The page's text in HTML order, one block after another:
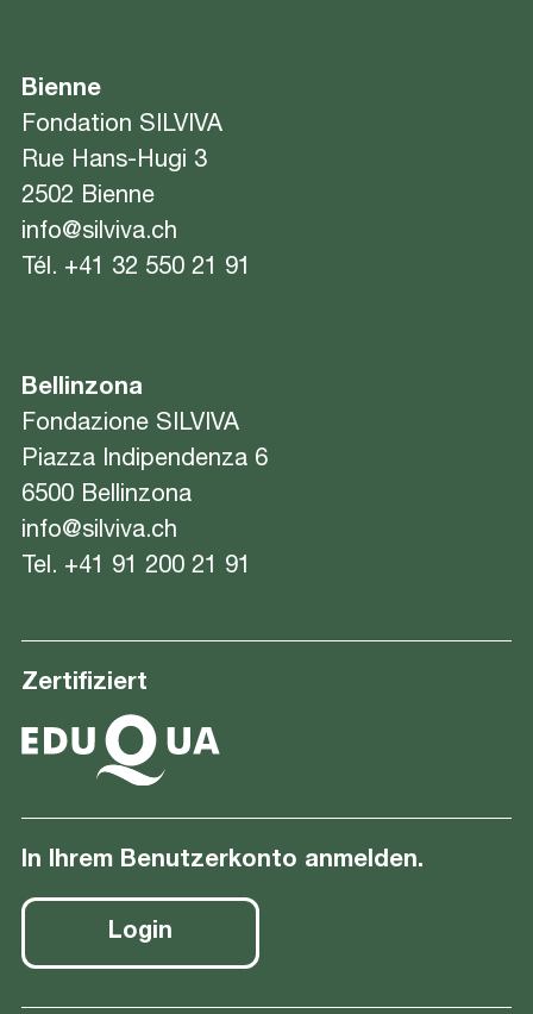
Bienne
Fondation SILVIVA
Rue Hans-Hugi 3
2502 Bienne
info@silviva.ch
Tél. +41 32 550 21 91
Bellinzona
Fondazione SILVIVA
Piazza Indipendenza 6
6500 Bellinzona
info@silviva.ch
Tel. +41 91 200 21 91
Zertifiziert
In Ihrem Benutzerkonto anmelden.
Login